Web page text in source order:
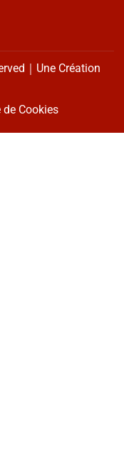
｜Une Création
Cookies